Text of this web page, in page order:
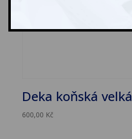
Deka koňská velká
600,00 Kč